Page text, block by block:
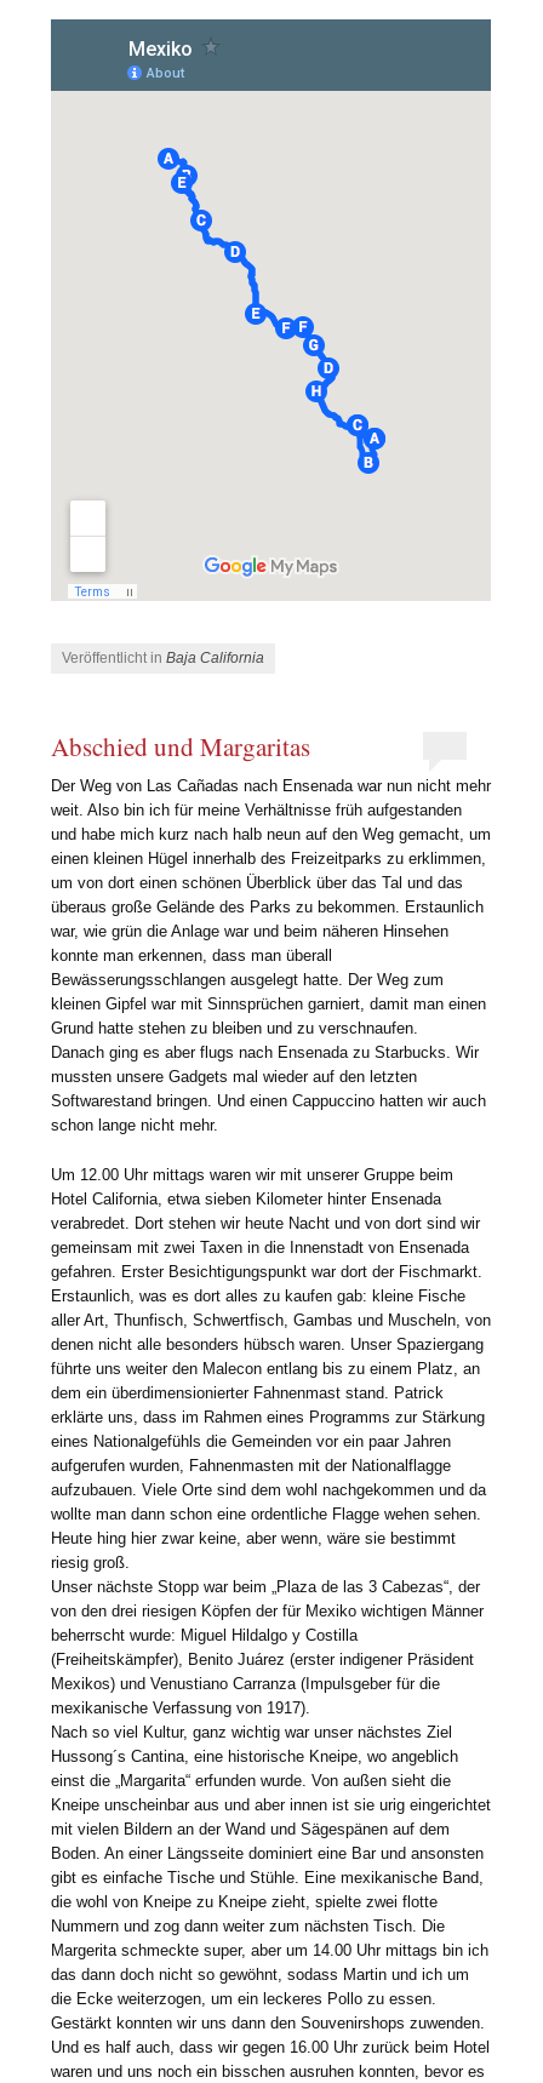
Veröffentlicht inBaja California
Abschied und Margaritas
Der Weg von Las Cañadas nach Ensenada war nun nicht mehr
weit. Also bin ich für meine Verhältnisse früh aufgestanden
und habe mich kurz nach halb neun auf den Weg gemacht, um
einen kleinen Hügel innerhalb des Freizeitparks zu erklimmen,
um von dort einen schönen Überblick über das Tal und das
überaus große Gelände des Parks zu bekommen. Erstaunlich
war, wie grün die Anlage war und beim näheren Hinsehen
konnte man erkennen, dass man überall
Bewässerungsschlangen ausgelegt hatte. Der Weg zum
kleinen Gipfel war mit Sinnsprüchen garniert, damit man einen
Grund hatte stehen zu bleiben und zu verschnaufen.
Danach ging es aber flugs nach Ensenada zu Starbucks. Wir
mussten unsere Gadgets mal wieder auf den letzten
Softwarestand bringen. Und einen Cappuccino hatten wir auch
schon lange nicht mehr.
Um 12.00 Uhr mittags waren wir mit unserer Gruppe beim
Hotel California, etwa sieben Kilometer hinter Ensenada
verabredet. Dort stehen wir heute Nacht und von dort sind wir
gemeinsam mit zwei Taxen in die Innenstadt von Ensenada
gefahren. Erster Besichtigungspunkt war dort der Fischmarkt.
Erstaunlich, was es dort alles zu kaufen gab: kleine Fische
aller Art, Thunfisch, Schwertfisch, Gambas und Muscheln, von
denen nicht alle besonders hübsch waren. Unser Spaziergang
führte uns weiter den Malecon entlang bis zu einem Platz, an
dem ein überdimensionierter Fahnenmast stand. Patrick
erklärte uns, dass im Rahmen eines Programms zur Stärkung
eines Nationalgefühls die Gemeinden vor ein paar Jahren
aufgerufen wurden, Fahnenmasten mit der Nationalflagge
aufzubauen. Viele Orte sind dem wohl nachgekommen und da
wollte man dann schon eine ordentliche Flagge wehen sehen.
Heute hing hier zwar keine, aber wenn, wäre sie bestimmt
riesig groß.
Unser nächste Stopp war beim „Plaza de las 3 Cabezas“, der
von den drei riesigen Köpfen der für Mexiko wichtigen Männer
beherrscht wurde: Miguel Hildalgo y Costilla
(Freiheitskämpfer), Benito Juárez (erster indigener Präsident
Mexikos) und Venustiano Carranza (Impulsgeber für die
mexikanische Verfassung von 1917).
Nach so viel Kultur, ganz wichtig war unser nächstes Ziel
Hussong´s Cantina, eine historische Kneipe, wo angeblich
einst die „Margarita“ erfunden wurde. Von außen sieht die
Kneipe unscheinbar aus und aber innen ist sie urig eingerichtet
mit vielen Bildern an der Wand und Sägespänen auf dem
Boden. An einer Längsseite dominiert eine Bar und ansonsten
gibt es einfache Tische und Stühle. Eine mexikanische Band,
die wohl von Kneipe zu Kneipe zieht, spielte zwei flotte
Nummern und zog dann weiter zum nächsten Tisch. Die
Margerita schmeckte super, aber um 14.00 Uhr mittags bin ich
das dann doch nicht so gewöhnt, sodass Martin und ich um
die Ecke weiterzogen, um ein leckeres Pollo zu essen.
Gestärkt konnten wir uns dann den Souvenirshops zuwenden.
Und es half auch, dass wir gegen 16.00 Uhr zurück beim Hotel
waren und uns noch ein bisschen ausruhen konnten, bevor es